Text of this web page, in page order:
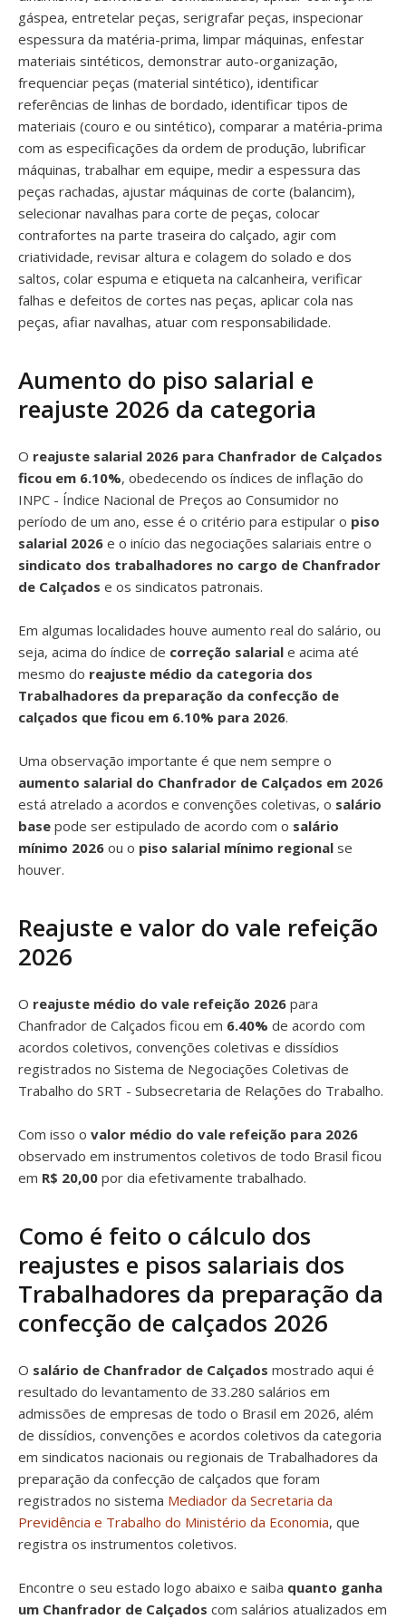
gáspea, entretelar peças, serigrafar peças, inspecionar
espessura da matéria-prima, limpar máquinas, enfestar
materiais sintéticos, demonstrar auto-organização,
frequenciar peças (material sintético), identificar
referências de linhas de bordado, identificar tipos de
materiais (couro e ou sintético), comparar a matéria-prima
com as especificações da ordem de produção, lubrificar
máquinas, trabalhar em equipe, medir a espessura das
peças rachadas, ajustar máquinas de corte (balancim),
selecionar navalhas para corte de peças, colocar
contrafortes na parte traseira do calçado, agir com
criatividade, revisar altura e colagem do solado e dos
saltos, colar espuma e etiqueta na calcanheira, verificar
falhas e defeitos de cortes nas peças, aplicar cola nas
peças, afiar navalhas, atuar com responsabilidade.
Aumento do piso salarial e
reajuste 2026 da categoria
O reajuste salarial 2026 para Chanfrador de Calçados
ficou em 6.10%, obedecendo os índices de inflação do
INPC - Índice Nacional de Preços ao Consumidor no
período de um ano, esse é o critério para estipular o piso
salarial 2026 e o início das negociações salariais entre o
sindicato dos trabalhadores no cargo de Chanfrador
de Calçados e os sindicatos patronais.
Em algumas localidades houve aumento real do salário, ou
seja, acima do índice de correção salarial e acima até
mesmo do reajuste médio da categoria dos
Trabalhadores da preparação da confecção de
calçados que ficou em 6.10% para 2026.
Uma observação importante é que nem sempre o
aumento salarial do Chanfrador de Calçados em 2026
está atrelado a acordos e convenções coletivas, o salário
base pode ser estipulado de acordo com o salário
mínimo 2026 ou o piso salarial mínimo regional se
houver.
Reajuste e valor do vale refeição
2026
O reajuste médio do vale refeição 2026 para
Chanfrador de Calçados ficou em 6.40% de acordo com
acordos coletivos, convenções coletivas e dissídios
registrados no Sistema de Negociações Coletivas de
Trabalho do SRT - Subsecretaria de Relações do Trabalho.
Com isso o valor médio do vale refeição para 2026
observado em instrumentos coletivos de todo Brasil ficou
em R$ 20,00 por dia efetivamente trabalhado.
Como é feito o cálculo dos
reajustes e pisos salariais dos
Trabalhadores da preparação da
confecção de calçados 2026
O salário de Chanfrador de Calçados mostrado aqui é
resultado do levantamento de 33.280 salários em
admissões de empresas de todo o Brasil em 2026, além
de dissídios, convenções e acordos coletivos da categoria
em sindicatos nacionais ou regionais de Trabalhadores da
preparação da confecção de calçados que foram
registrados no sistema Mediador da Secretaria da
Previdência e Trabalho do Ministério da Economia, que
registra os instrumentos coletivos.
Encontre o seu estado logo abaixo e saiba quanto ganha
um Chanfrador de Calçados com salários atualizados em